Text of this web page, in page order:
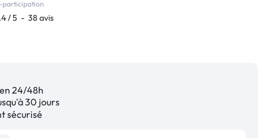
/5 - 38 avis
24/48h
30 jours
sécurisé